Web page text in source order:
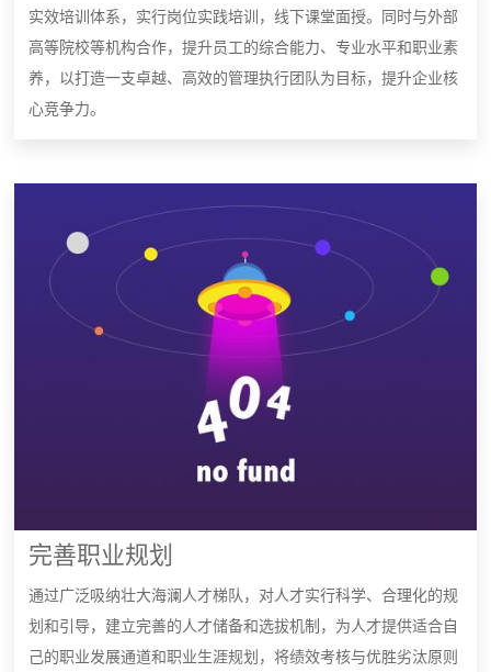
实效培训体系，实行岗位实践培训，线下课堂面授。同时与外部
高等院校等机构合作，提升员工的综合能力、专业水平和职业素
养，以打造一支卓越、高效的管理执行团队为目标，提升企业核
心竞争力。
完善职业规划
通过广泛吸纳壮大海澜人才梯队，对人才实行科学、合理化的规
划和引导，建立完善的人才储备和选拔机制，为人才提供适合自
己的职业发展通道和职业生涯规划，将绩效考核与优胜劣汰原则